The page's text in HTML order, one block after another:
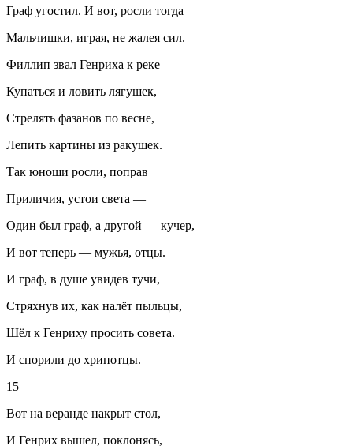
Граф угостил. И вот, росли тогда
Мальчишки, играя, не жалея сил.
Филлип звал Генриха к реке —
Купаться и ловить лягушек,
Стрелять фазанов по весне,
Лепить картины из ракушек.
Так юноши росли, поправ
Приличия, устои света —
Один был граф, а другой — кучер,
И вот теперь — мужья, отцы.
И граф, в душе увидев тучи,
Стряхнув их, как налёт пыльцы,
Шёл к Генриху просить совета.
И спорили до хрипотцы.
15
Вот на веранде накрыт стол,
И Генрих вышел, поклонясь,